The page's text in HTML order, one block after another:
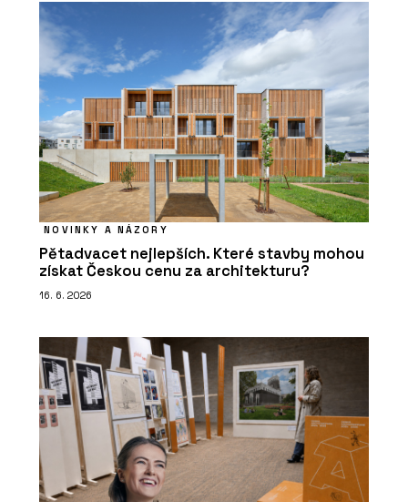
NOVINKY A NÁZORY
Pětadvacet nejlepších. Které stavby mohou
získat Českou cenu za architekturu?
16. 6. 2026